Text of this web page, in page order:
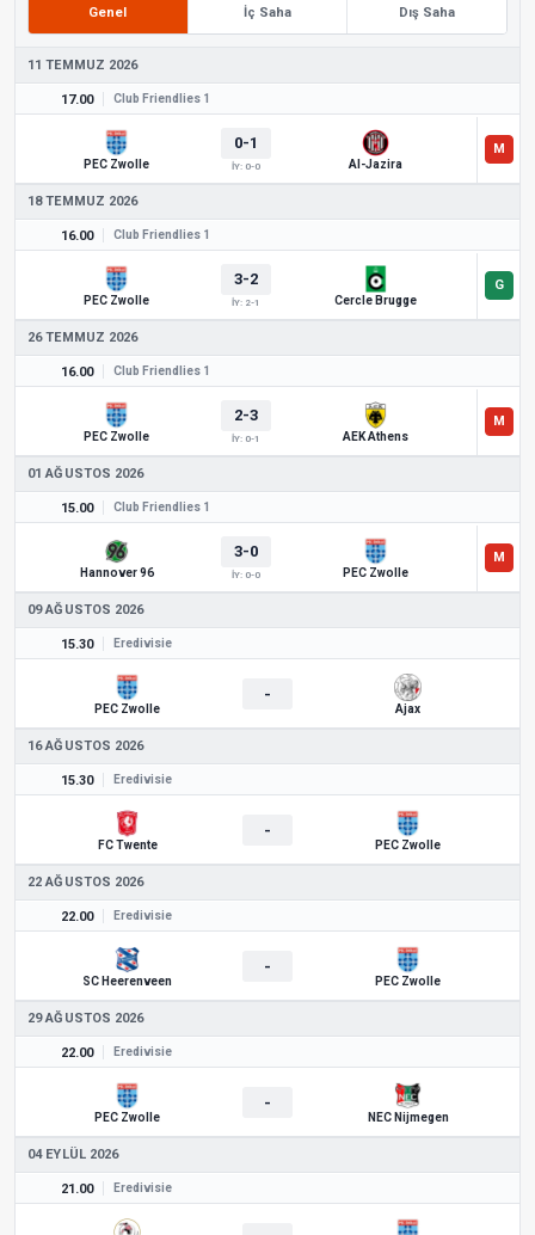
Genel İç Saha Dış Saha
11 TEMMUZ 2026
17.00 Club Friendlies 1
PEC Zwolle
0-1
İY: 0-0 Al-Jazira
18 TEMMUZ 2026
16.00 Club Friendlies 1
PEC Zwolle
3-2
İY: 2-1 Cercle Brugge
26 TEMMUZ 2026
16.00 Club Friendlies 1
PEC Zwolle
2-3
İY: 0-1 AEK Athens
01 AĞUSTOS 2026
15.00 Club Friendlies 1
Hannover 96
3-0
İY: 0-0 PEC Zwolle
09 AĞUSTOS 2026
15.30 Eredivisie
PEC Zwolle
-
Ajax
16 AĞUSTOS 2026
15.30 Eredivisie
FC Twente
-
PEC Zwolle
22 AĞUSTOS 2026
22.00 Eredivisie
SC Heerenveen
-
PEC Zwolle
29 AĞUSTOS 2026
22.00 Eredivisie
PEC Zwolle
-
NEC Nijmegen
04 EYLÜL 2026
21.00 Eredivisie